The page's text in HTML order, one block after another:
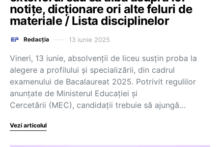
notițe, dicționare ori alte feluri de
materiale / Lista disciplinelor
Redacția 13 iunie 2025
Vineri, 13 iunie, absolvenții de liceu susțin proba la
alegere a profilului și specializării, din cadrul
examenului de Bacalaureat 2025. Potrivit regulilor
anunțate de Ministerul Educației și
Cercetării (MEC), candidații trebuie să ajungă…
Vezi articolul